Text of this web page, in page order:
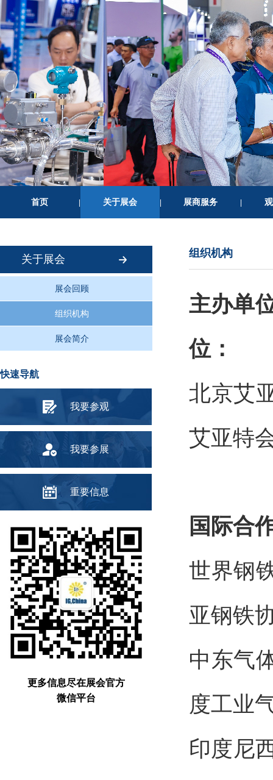
首页 | 关于展会 | 展商服务 |
关于展会
展会回顾
组织机构
展会简介
快速导航
我要参观
我要参展
重要信息
更多信息尽在展会官方
微信平台
组织机构
主
位：
北
艾亚特
国际合
世
亚钢铁
中
度工业
印